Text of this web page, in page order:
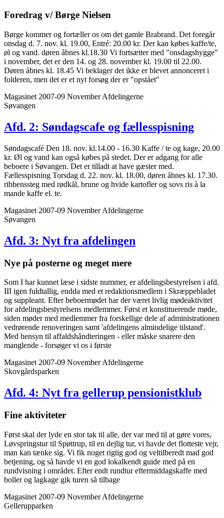
Foredrag v/ Børge Nielsen
Børge kommer og fortæller os om det gamle Brabrand. Det foregår
onsdag d. 7. nov. kl. 19.00, Entré: 20.00 kr. Der kan købes kaffe/te,
øl og vand. døren åbnes kl.18.30 Vi fortsætter med "onsdagshygge"
i november, det er den 14. og 28. november kl. 19.00 til 22.00.
Døren åbnes kl. 18.45 Vi beklager det ikke er blevet annonceret i
folderen, men det er et nyt forsøg der er "opstået"
Magasinet 2007-09 November Afdelingerne
Søvangen
Afd. 2: Søndags­cafe og fællesspisning
Søndagscafé Den 18. nov. kl.14.00 - 16.30 Kaffe / te og kage, 20.00
kr. Øl og vand kan også købes på stedet. Der er adgang for alle
beboere i Søvangen. Det er tilladt at have gæster med.
Fællesspisning Torsdag d. 22. nov. kl. 18.00, døren åbnes kl. 17.30.
ribbenssteg med rødkål, brune og hvide kartofler og sovs ris à la
mande kaffe el. te.
Magasinet 2007-09 November Afdelingerne
Søvangen
Afd. 3: Nyt fra afdelingen
Nye på posterne og meget mere
Som I har kunnet læse i sidste nummer, er afdelingsbestyrelsen i afd.
III igen fuldtallig, endda med et redaktionsmedlem i Skræppebladet
og suppleant. Efter beboermødet har der været livlig mødeaktivitet
for afdelingsbestyrelsens medlemmer. Først et konstituerende møde,
siden møder med medlemmer fra forskellige dele af administrationen
vedrørende renoveringen samt 'afdelingens almindelige tilstand'.
Med hensyn til affaldshåndteringen - eller måske snarere den
manglende - forsøger vi os i første
Magasinet 2007-09 NovemberAfdelingerne
Skovgårdsparken
Afd. 4: Nyt fra gellerup pensionistklub
Fine aktiviteter
Først skal der lyde en stor tak til alle, der var med til at gøre vores,
Løvspringstur til Spøttrup, til en dejlig tur, vi havde det flotteste vejr,
man kan tænke sig. Vi fik noget rigtig god og veltilberedt mad god
betjening, og så havde vi en god lokalkendt guide med på en
rundvisning i området. Efter endt rundtur eftermiddagskaffe med
boller og lagkage gik turen så tilbage
Magasinet 2007-09 November Afdelingerne
Gellerupparken